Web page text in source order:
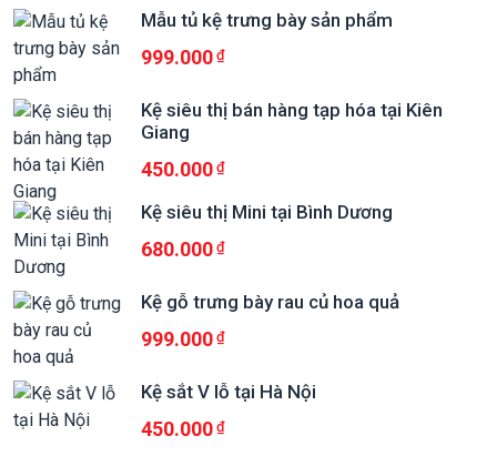
Mẫu tủ kệ trưng bày sản phẩm
999.000
Kệ siêu thị bán hàng tạp hóa tại Kiên
Giang
450.000
Kệ siêu thị Mini tại Bình Dương
680.000
Kệ gỗ trưng bày rau củ hoa quả
999.000
Kệ sắt V lỗ tại Hà Nội
450.000